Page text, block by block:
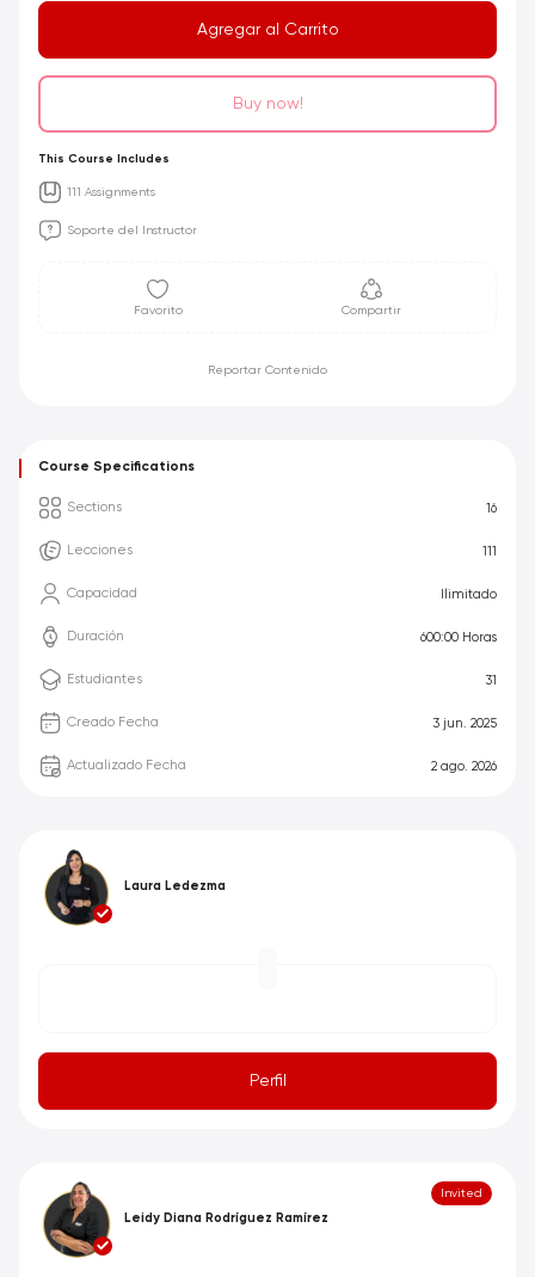
Agregar al Carrito
Buy now!
This Course Includes
111 Assignments
Soporte del Instructor
Favorito Compartir
Reportar Contenido
Course Specifications
Sections 16
Lecciones 111
Capacidad Ilimitado
Duración 600:00 Horas
Estudiantes 31
Creado Fecha 3 jun. 2025
Actualizado Fecha 2 ago. 2026
Laura Ledezma
Perfil
Invited
Leidy Diana Rodríguez Ramírez